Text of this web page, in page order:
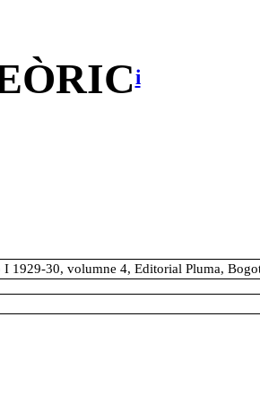
i
I 1929-30, volumne 4, Editorial Pluma,